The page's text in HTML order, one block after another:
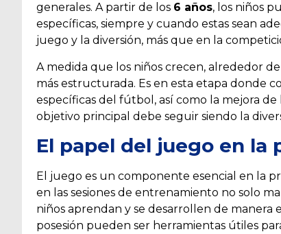
generales. A partir de los 6 años, los niños
específicas, siempre y cuando estas sean
juego y la diversión, más que en la
A medida que los niños crecen, alrededor
más estructurada. Es en esta etapa donde
específicas del fútbol, así como la mejora de
objetivo principal debe seguir siendo la
El papel del juego en la
El juego es un componente esencial en la
en las sesiones de entrenamiento no solo
niños aprendan y se desarrollen de manera
posesión pueden ser herramientas útiles